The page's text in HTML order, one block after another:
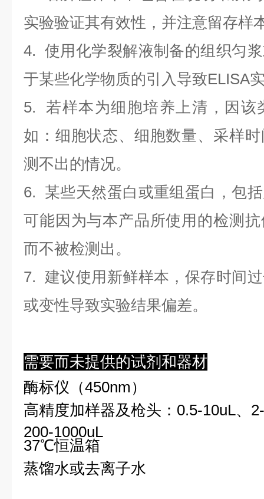
实验验证其有效性，并注意留存样
4. 使用化学裂解液制备的组织匀
于某些化学物质的引入导致ELISA
5. 若样本为细胞培养上清，因该
如：细胞状态、细胞数量、采样
测不出的情况。
6. 某些天然蛋白或重组蛋白，包
可能因为与本产品所使用的检测
而不被检测出。
7. 建议使用新鲜样本，保存时间
或变性导致实验结果偏差。
需要而未提供的试剂和器材
酶标仪（450nm）
高精度加样器及枪头：0.5-10uL、
200-1000uL
37℃恒温箱
蒸馏水或去离子水